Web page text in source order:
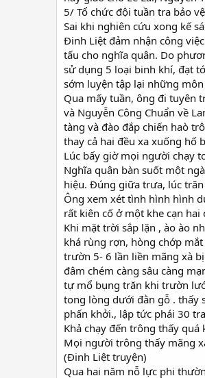
5/ Tổ chức đội tuần tra bảo
Sai khi nghiên cứu xong kế
Đinh Liệt đảm nhận công
tấu cho nghĩa quân. Do
sử dụng 5 loại binh khí, đạt
sớm luyện tập lại những
Qua mấy tuần, ông đi tuyên
và Nguyễn Công Chuẩn về
tàng và đào đắp chiến haò
thay cả hai đều xa xuống
Lúc bấy giờ mọi người chạy
Nghĩa quân bàn suốt một
hiệu. Đúng giữa trưa, lúc
Ông xem xét tình hình hình
rất kiên cố ở một khe cạn
Khi mặt trời sắp lặn , ào ào
khá rùng rợn, hòng chớp
trườn 5- 6 lần liền mãng xà
đâm chém càng sâu càng
tự mổ bụng trăn khi trườn
tong lòng dưới đằn gỗ . thấy
phấn khởi., lập tức phái 30
Khả chạy đến trông thấy
Mọi người trông thấy mãng
(Đinh Liệt truyện)
Qua hai năm nỗ lực phi